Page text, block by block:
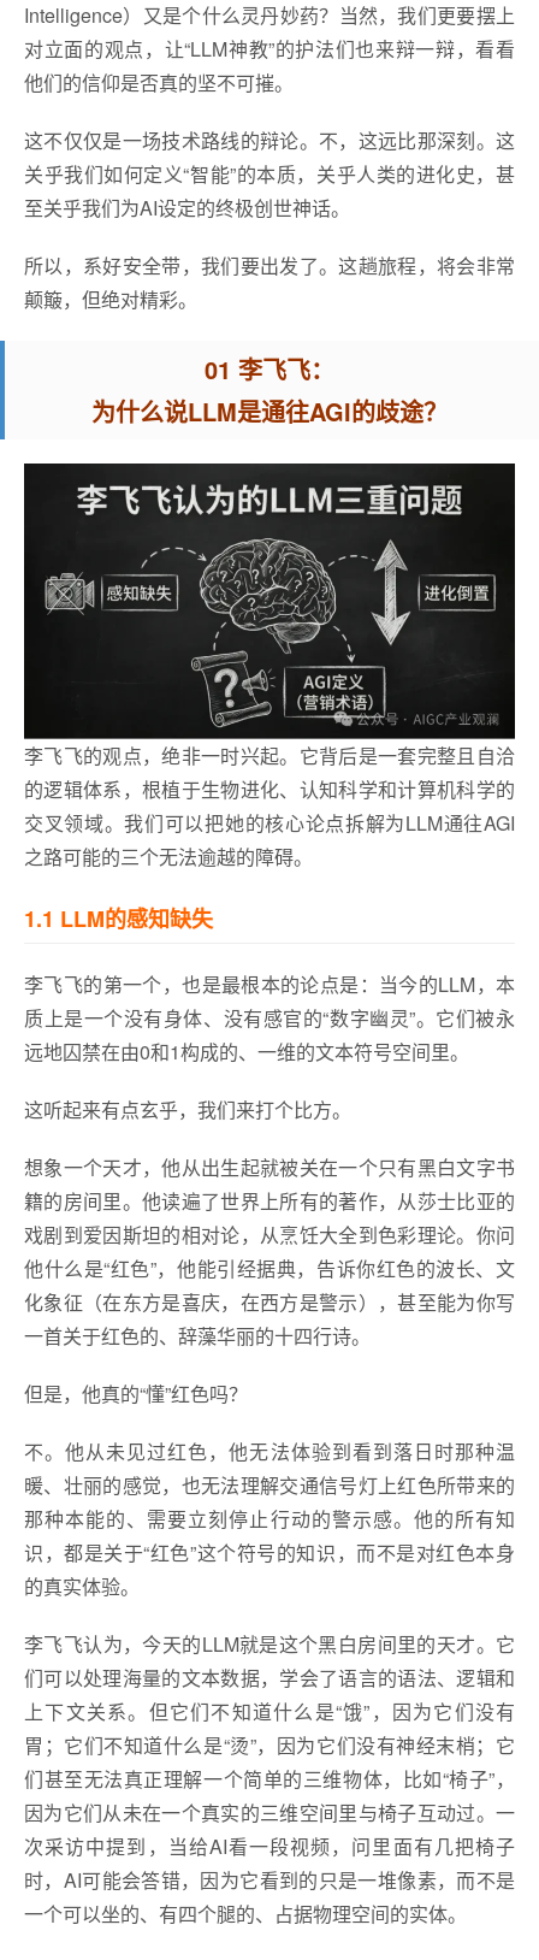
Intelligence）又是个什么灵丹妙药？当然，我们更要摆上
对立面的观点，让“LLM神教”的护法们也来辩一辩，看看
他们的信仰是否真的坚不可摧。
这不仅仅是一场技术路线的辩论。不，这远比那深刻。这
关乎我们如何定义“智能”的本质，关乎人类的进化史，甚
至关乎我们为AI设定的终极创世神话。
所以，系好安全带，我们要出发了。这趟旅程，将会非常
颠簸，但绝对精彩。
01 李飞飞：
为什么说LLM是通往AGI的歧途？
李飞飞的观点，绝非一时兴起。它背后是一套完整且自洽
的逻辑体系，根植于生物进化、认知科学和计算机科学的
交叉领域。我们可以把她的核心论点拆解为LLM通往AGI
之路可能的三个无法逾越的障碍。
1.1 LLM的感知缺失
李飞飞的第一个，也是最根本的论点是：当今的LLM，本
质上是一个没有身体、没有感官的“数字幽灵”。它们被永
远地囚禁在由0和1构成的、一维的文本符号空间里。
这听起来有点玄乎，我们来打个比方。
想象一个天才，他从出生起就被关在一个只有黑白文字书
籍的房间里。他读遍了世界上所有的著作，从莎士比亚的
戏剧到爱因斯坦的相对论，从烹饪大全到色彩理论。你问
他什么是“红色”，他能引经据典，告诉你红色的波长、文
化象征（在东方是喜庆，在西方是警示），甚至能为你写
一首关于红色的、辞藻华丽的十四行诗。
但是，他真的“懂”红色吗？
不。他从未见过红色，他无法体验到看到落日时那种温
暖、壮丽的感觉，也无法理解交通信号灯上红色所带来的
那种本能的、需要立刻停止行动的警示感。他的所有知
识，都是关于“红色”这个符号的知识，而不是对红色本身
的真实体验。
李飞飞认为，今天的LLM就是这个黑白房间里的天才。它
们可以处理海量的文本数据，学会了语言的语法、逻辑和
上下文关系。但它们不知道什么是“饿”，因为它们没有
胃；它们不知道什么是“烫”，因为它们没有神经末梢；它
们甚至无法真正理解一个简单的三维物体，比如“椅子”，
因为它们从未在一个真实的三维空间里与椅子互动过。一
次采访中提到，当给AI看一段视频，问里面有几把椅子
时，AI可能会答错，因为它看到的只是一堆像素，而不是
一个可以坐的、有四个腿的、占据物理空间的实体。